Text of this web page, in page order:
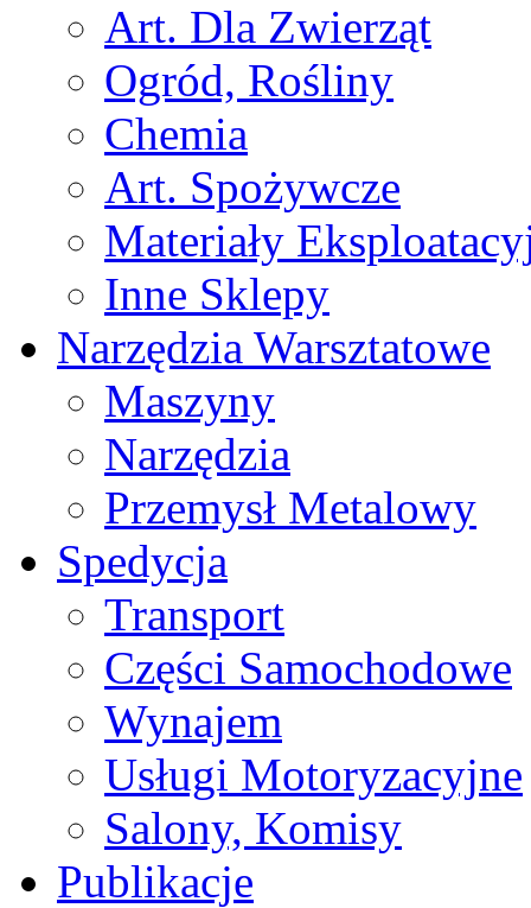
Art. Dla Zwierząt
Ogród, Rośliny
Chemia
Art. Spożywcze
Materiały
Inne Sklepy
Narzędzia Warsztatowe
Maszyny
Narzędzia
Przemysł Metalowy
Spedycja
Transport
Części Samochodowe
Wynajem
Usługi Motoryzacyjne
Salony, Komisy
Publikacje